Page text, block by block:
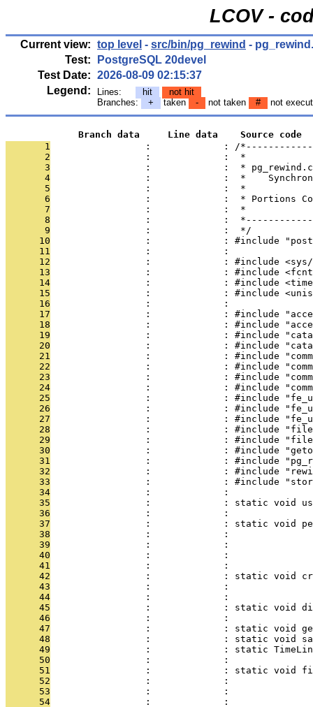
LCOV -
Current view: top level - src/bin/pg_rewind -
Test:
PostgreSQL 20devel
Test Date: 2026-08-09 02:15:37
Legend:
Lines: hit
not hit
Branches:
+ taken - not taken # not
             Branch data     Line data    Source code
       1
:             : /
       2
                 :             :  *
       3
                 :             :  * pg_rewind.c
       4
:             :  *
       5
                 :             :  *
       6
:             :  * Portions
       7
                 :             :  *
       8
:             :
       9
                 :             :  */
      10
:             : #include
      11
                 :             :
      12
:             : #include
      13
:             : #include
      14
:             : #include
      15
:             : #include
      16
                 :             :
      17
:             : #include
      18
:             : #include
      19
:             : #include
      20
:             : #include
      21
:             : #include
      22
:             : #include
      23
:             : #include
      24
:             : #include
      25
:             : #include
      26
:             : #include
      27
:             : #include
      28
:             : #include
      29
:             : #include
      30
:             : #include
      31
:             : #include
      32
:             : #include
      33
:             : #include
      34
                 :             :
      35
:             : static void
      36
                 :             :
      37
:             : static void
      38
:             :
      39
:             :
      40
:             :
      41
                 :             :
      42
:             : static void
      43
:             :
      44
                 :             :
      45
:             : static void
      46
:             :
      47
:             : static void
      48
:             : static void
      49
:             : static
      50
:             :
      51
:             : static void
      52
:             :
      53
:             :
      54
:             :